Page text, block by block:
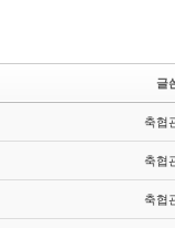
글
축협
축협
축협